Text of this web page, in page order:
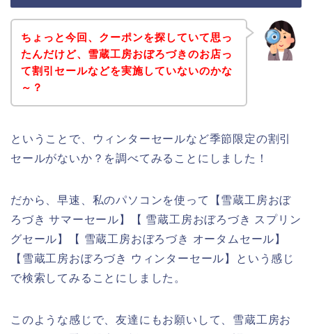
ちょっと今回、クーポンを探していて思っ
たんだけど、雪蔵工房おぼろづきのお店っ
て割引セールなどを実施していないのかな
～？
ということで、ウィンターセールなど季節限定の割引
セールがないか？を調べてみることにしました！
だから、早速、私のパソコンを使って【雪蔵工房おぼ
ろづき サマーセール】【 雪蔵工房おぼろづき スプリン
グセール】【 雪蔵工房おぼろづき オータムセール】
【雪蔵工房おぼろづき ウィンターセール】という感じ
で検索してみることにしました。
このような感じで、友達にもお願いして、雪蔵工房お